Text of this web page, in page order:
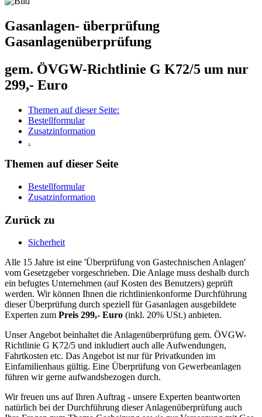
Gasanlagen- überprüfung
Gasanlagenüberprüfung
gem. ÖVGW-Richtlinie G K72/5 um nur
299,- Euro
Themen auf dieser Seite:
Bestellformular
Zusatzinformation
.
Themen auf dieser Seite
Bestellformular
Zusatzinformation
Zurück zu
Sicherheit
Alle 15 Jahre ist eine 'Überprüfung von Gastechnischen Anlagen'
vom Gesetzgeber vorgeschrieben. Die Anlage muss deshalb durch
ein befugtes Unternehmen (auf Kosten des Benutzers) geprüft
werden. Wir können Ihnen die richtlinienkonforme Durchführung
dieser Überprüfung durch speziell für Gasanlagen ausgebildete
Experten zum Preis 299,- Euro (inkl. 20% USt.) anbieten.
Unser Angebot beinhaltet die Anlagenüberprüfung gem. ÖVGW-
Richtlinie G K72/5 und inkludiert auch alle Aufwendungen,
Fahrtkosten etc. Das Angebot ist nur für Privatkunden im
Einfamilienhaus gültig. Eine Überprüfung von Gewerbeanlagen
führen wir gerne aufwandsbezogen durch.
Wir freuen uns auf Ihren Auftrag - unsere Experten beantworten
natürlich bei der Durchführung dieser Anlagenüberprüfung auch